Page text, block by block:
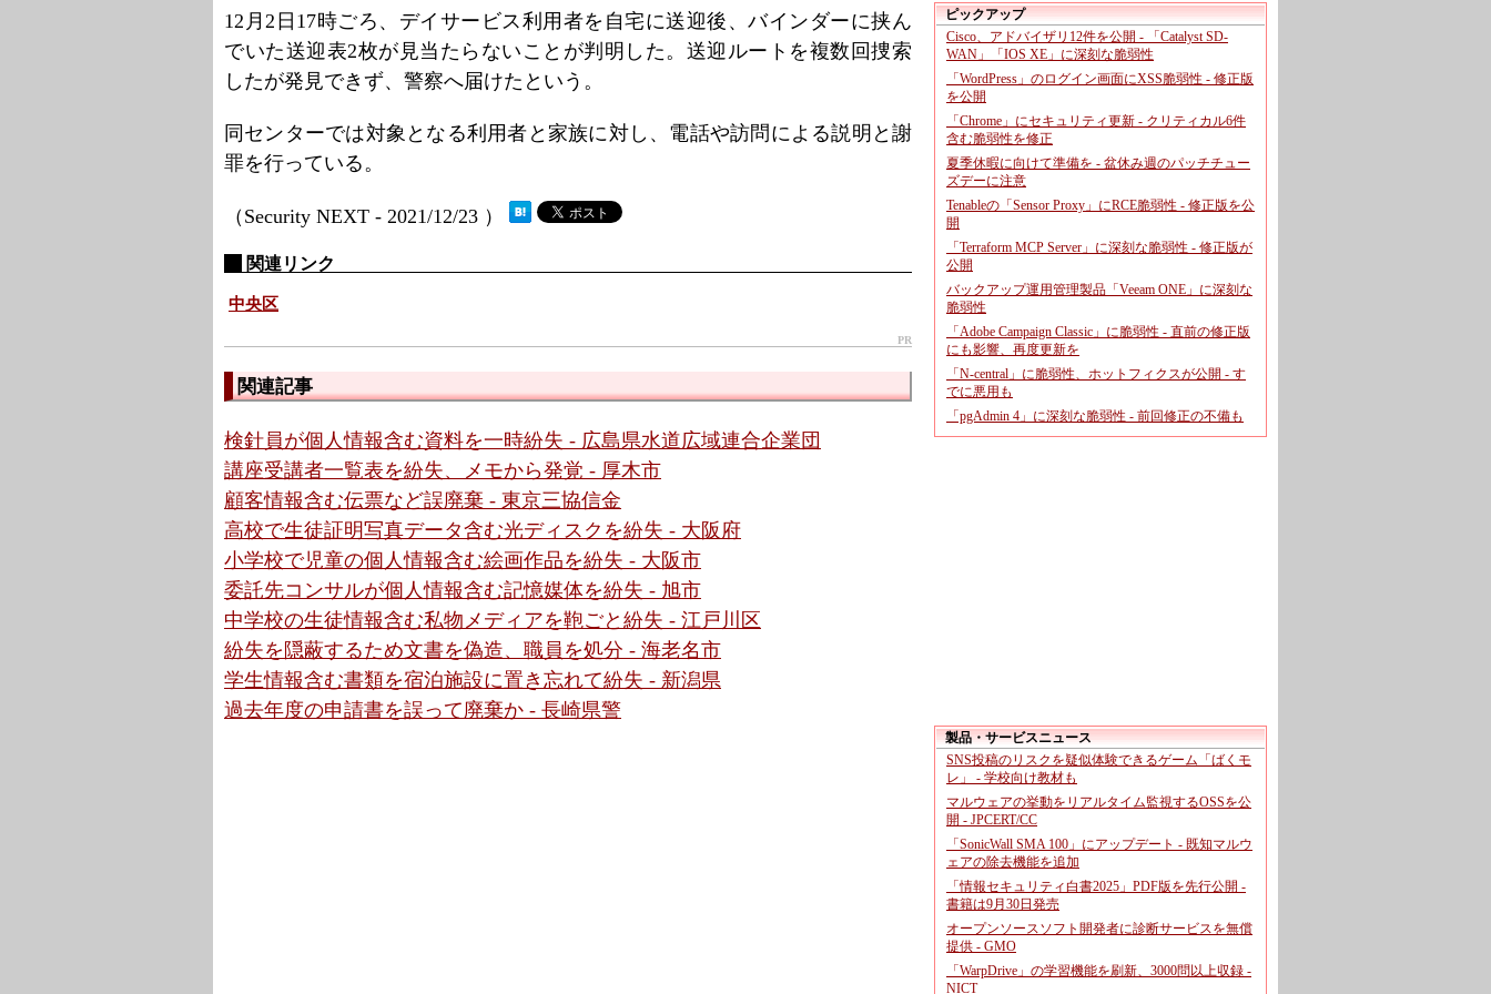
12月2日17時ごろ、デイサービス利用者を自宅に送迎後、バインダーに挟ん
でいた送迎表2枚が見当たらないことが判明した。送迎ルートを複数回捜索
したが発見できず、警察へ届けたという。
同センターでは対象となる利用者と家族に対し、電話や訪問による説明と謝
罪を行っている。
（Security NEXT - 2021/12/23 ）
関連リンク
中央区
PR
関連記事
検針員が個人情報含む資料を一時紛失 - 広島県水道広域連合企業団
講座受講者一覧表を紛失、メモから発覚 - 厚木市
顧客情報含む伝票など誤廃棄 - 東京三協信金
高校で生徒証明写真データ含む光ディスクを紛失 - 大阪府
小学校で児童の個人情報含む絵画作品を紛失 - 大阪市
委託先コンサルが個人情報含む記憶媒体を紛失 - 旭市
中学校の生徒情報含む私物メディアを鞄ごと紛失 - 江戸川区
紛失を隠蔽するため文書を偽造、職員を処分 - 海老名市
学生情報含む書類を宿泊施設に置き忘れて紛失 - 新潟県
過去年度の申請書を誤って廃棄か - 長崎県警
ピックアップ
Cisco、アドバイザリ12件を公開 - 「Catalyst SD-
WAN」「IOS XE」に深刻な脆弱性
「WordPress」のログイン画面にXSS脆弱性 - 修正版
を公開
「Chrome」にセキュリティ更新 - クリティカル6件
含む脆弱性を修正
夏季休暇に向けて準備を - 盆休み週のパッチチュー
ズデーに注意
Tenableの「Sensor Proxy」にRCE脆弱性 - 修正版を公
開
「Terraform MCP Server」に深刻な脆弱性 - 修正版が
公開
バックアップ運用管理製品「Veeam ONE」に深刻な
脆弱性
「Adobe Campaign Classic」に脆弱性 - 直前の修正版
にも影響、再度更新を
「N-central」に脆弱性、ホットフィクスが公開 - す
でに悪用も
「pgAdmin 4」に深刻な脆弱性 - 前回修正の不備も
製品・サービスニュース
SNS投稿のリスクを疑似体験できるゲーム「ばくモ
レ」 - 学校向け教材も
マルウェアの挙動をリアルタイム監視するOSSを公
開 - JPCERT/CC
「SonicWall SMA 100」にアップデート - 既知マルウ
ェアの除去機能を追加
「情報セキュリティ白書2025」PDF版を先行公開 -
書籍は9月30日発売
オープンソースソフト開発者に診断サービスを無償
提供 - GMO
「WarpDrive」の学習機能を刷新、3000問以上収録 -
NICT